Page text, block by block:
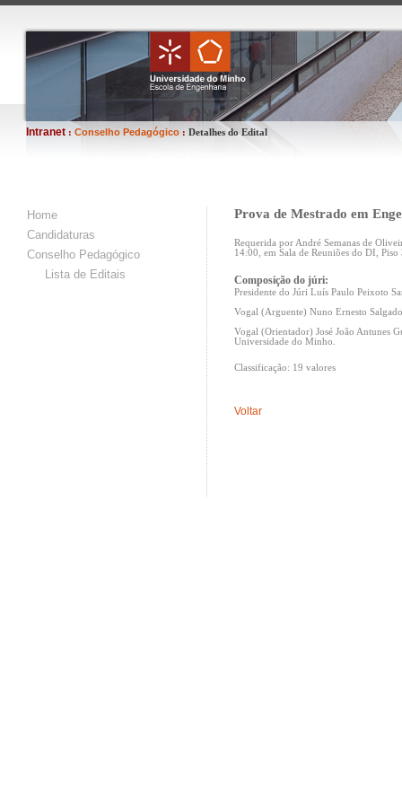
Intranet : Conselho Pedagógico : Detalhes do Edital
Home
Candidaturas
Conselho Pedagógico
Lista de Editais
Prova de Mestrado em
Requerida por André Semanas de
14:00, em Sala de Reuniões do DI,
Composição do júri:
Presidente do Júri Luís Paulo Peixoto
Vogal (Arguente) Nuno Ernesto
Vogal (Orientador) José João Antunes
Universidade do Minho.
Classificação: 19 valores
Voltar